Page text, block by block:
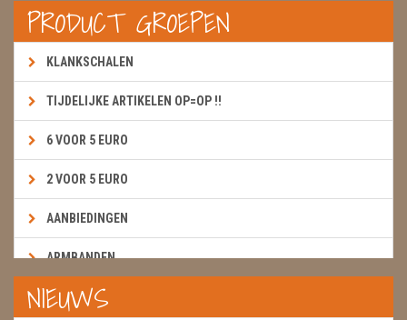
PRODUCT GROEPEN
KLANKSCHALEN
TIJDELIJKE ARTIKELEN OP=OP !!
6 VOOR 5 EURO
2 VOOR 5 EURO
AANBIEDINGEN
ARMBANDEN
BOEKEN & KAARTEN E.A.R.T.H.
NIEUWS